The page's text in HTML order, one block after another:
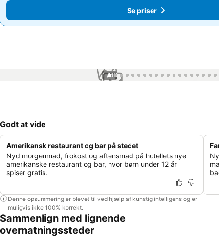
Se priser
1 / 48
Godt at vide
Amerikansk restaurant og bar på stedet
Nyd morgenmad, frokost og aftensmad på hotellets nye
amerikanske restaurant og bar, hvor børn under 12 år
spiser gratis.
Denne opsummering er blevet til ved hjælp af kunstig intelligens og er
muligvis ikke 100% korrekt.
Sammenlign med lignende
overnatningssteder